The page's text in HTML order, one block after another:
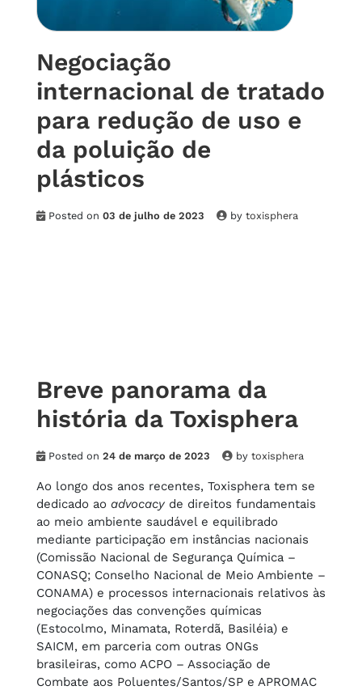
Negociação
internacional de tratado
para redução de uso e
da poluição de
plásticos
Posted on 03 de julho de 2023 by toxisphera
Breve panorama da
história da Toxisphera
Posted on 24 de março de 2023 by toxisphera
Ao longo dos anos recentes, Toxisphera tem se
dedicado ao advocacy de direitos fundamentais
ao meio ambiente saudável e equilibrado
mediante participação em instâncias nacionais
(Comissão Nacional de Segurança Química –
CONASQ; Conselho Nacional de Meio Ambiente –
CONAMA) e processos internacionais relativos às
negociações das convenções químicas
(Estocolmo, Minamata, Roterdã, Basiléia) e
SAICM, em parceria com outras ONGs
brasileiras, como ACPO – Associação de
Combate aos Poluentes/Santos/SP e APROMAC